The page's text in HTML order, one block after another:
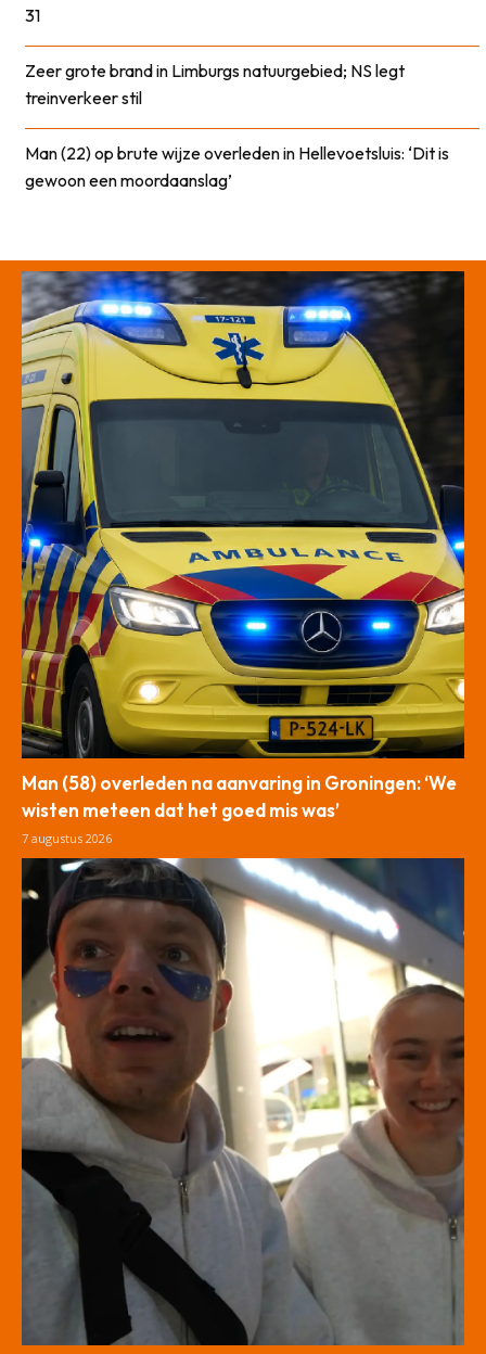
31
Zeer grote brand in Limburgs natuurgebied; NS legt
treinverkeer stil
Man (22) op brute wijze overleden in Hellevoetsluis: ‘Dit is
gewoon een moordaanslag’
Man (58) overleden na aanvaring in Groningen: ‘We
wisten meteen dat het goed mis was’
7 augustus 2026